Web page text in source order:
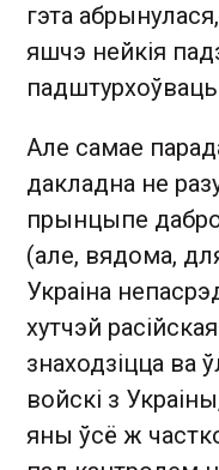
гэта
яшчэ нейкія
Але самае
дакладна не
прынцыпе
(але, вядома,
Украіна
хутчэй
знаходзіцца ва
войскі з
яны ўсё ж